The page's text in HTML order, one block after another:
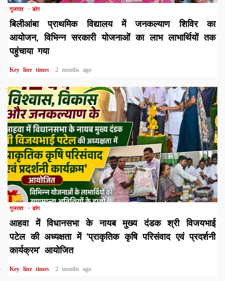
गुजरात डांग
बिलीआंबा प्राथमिक विद्यालय में जनकल्याण शिविर का
आयोजन, विभिन्न सरकारी योजनाओं का लाभ लाभार्थियों तक
पहुंचाया गया
Key line times 2 months ago
1 min read
गुजरात डांग
आहवा में विधानसभा के नायब मुख्य दंडक श्री विजयभाई
पटेल की अध्यक्षता में ‘प्राकृतिक कृषि परिसंवाद एवं प्रदर्शनी
कार्यक्रम’ आयोजित
Key line times 2 months ago